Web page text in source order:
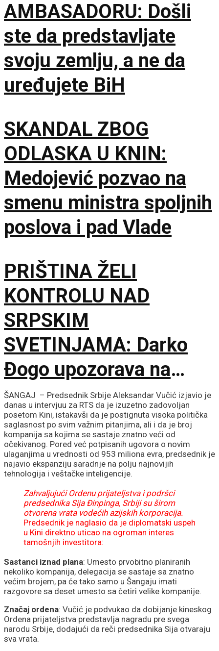
AMBASADORU: Došli
ste da predstavljate
svoju zemlju, a ne da
uređujete BiH
SKANDAL ZBOG
ODLASKA U KNIN:
Medojević pozvao na
smenu ministra spoljnih
poslova i pad Vlade
PRIŠTINA ŽELI
KONTROLU NAD
SRPSKIM
SVETINJAMA: Darko
Đogo upozorava na
opasne namere
uvođenja licenciranih
vodiča na KiM
ŠANGAJ – Predsednik Srbije Aleksandar Vučić izjavio je
danas u intervjuu za RTS da je izuzetno zadovoljan
posetom Kini, istakavši da je postignuta visoka politička
saglasnost po svim važnim pitanjima, ali i da je broj
kompanija sa kojima se sastaje znatno veći od
očekivanog. Pored već potpisanih ugovora o novim
ulaganjima u vrednosti od 953 miliona evra, predsednik je
najavio ekspanziju saradnje na polju najnovijih
tehnologija i veštačke inteligencije.
Zahvaljujući Ordenu prijateljstva i podršci
predsednika Sija Đinpinga, Srbiji su širom
otvorena vrata vodećih azijskih korporacija.
Predsednik je naglasio da je diplomatski uspeh
u Kini direktno uticao na ogroman interes
tamošnjih investitora:
Sastanci iznad plana: Umesto prvobitno planiranih
nekoliko kompanija, delegacija se sastaje sa znatno
većim brojem, pa će tako samo u Šangaju imati
razgovore sa deset umesto sa četiri velike kompanije.
Značaj ordena: Vučić je podvukao da dobijanje kineskog
Ordena prijateljstva predstavlja nagradu pre svega
narodu Srbije, dodajući da reči predsednika Sija otvaraju
sva vrata.